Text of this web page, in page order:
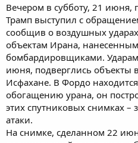
Вечером в субботу, 21
Трамп выступил с
сообщив о воздушных
объектам Ирана,
бомбардировщиками. Ударам
июня, подверглись объекты
Исфахане. В Фордо
обогащению урана, он
этих спутниковых снимках –
атаки.
На снимке, сделанном 22